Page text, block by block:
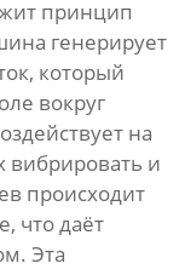
принцип
генерирует
который
вокруг
на
вибрировать и
происходит
что даёт
Эта